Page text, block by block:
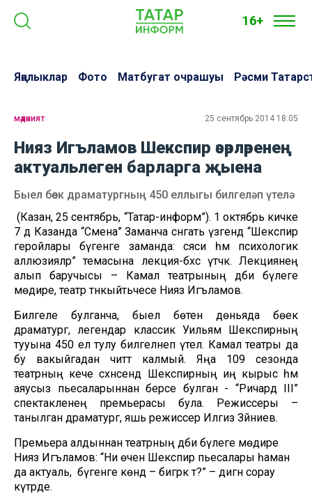
16+
Яңалыклар Фото Матбугат очрашуы Рәсми
мәдәният 25 сентябрь 2014 18:05
Нияз Игъламов Шекспир әсәрләренең
актуальлеген барларга җыена
Быел бөек драматургның 450 еллыгы билгеләп үтелә
(Казан, 25 сентябрь, “Татар-информ”). 1 октябрь кичке
7 дә Казанда “Смена” Заманча сәнгать үзәгендә “Шекспир
геройлары бүгенге заманда: сәяси һәм психологик
аллюзияләр” темасына лекция-бәхәс үтәчәк. Лекциянең
алып баручысы – Камал театрының әдәби бүлеге
мөдире, театр тәнкыйтьчесе Нияз Игъламов.
Билгеле булганча, быел бөтен дөньяда бөек
драматург, легендар классик Уильям Шекспирның
тууына 450 ел тулу билгеләнеп үтелә. Камал театры да
бу вакыйгадан читтә калмый. Яңа 109 сезонда
театрның кече сәхнәсендә Шекспирның иң кырыс һәм
аяусыз пьесаларыннан берсе булган - “Ричард III”
спектакленең премьерасы була. Режиссеры –
танылган драматург, яшь режиссер Илгиз Зәйниев.
Премьера алдыннан театрның әдәби бүлеге мөдире
Нияз Игъламов: “Ни өчен Шекспир пьесалары һаман
да актуаль, ә бүгенге көндә – бигрәк тә?” – дигән сорау
күтәрде.